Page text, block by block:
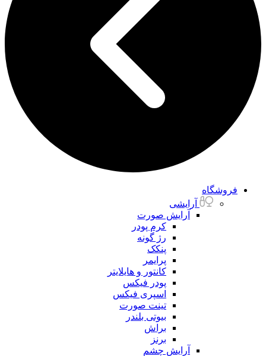
فروشگاه
آرایشی
آرایش صورت
کرم پودر
رژ گونه
پنکک
پرایمر
کانتور و هایلایتر
پودر فیکس
اسپری فیکس
تینت صورت
بیوتی بلندر
براش
برنز
آرایش چشم